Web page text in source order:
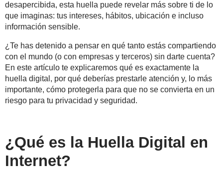
desapercibida, esta huella puede revelar más sobre ti de lo
que imaginas: tus intereses, hábitos, ubicación e incluso
información sensible.
¿Te has detenido a pensar en qué tanto estás compartiendo
con el mundo (o con empresas y terceros) sin darte cuenta?
En este artículo te explicaremos qué es exactamente la
huella digital, por qué deberías prestarle atención y, lo más
importante, cómo protegerla para que no se convierta en un
riesgo para tu privacidad y seguridad.
¿Qué es la Huella Digital en
Internet?